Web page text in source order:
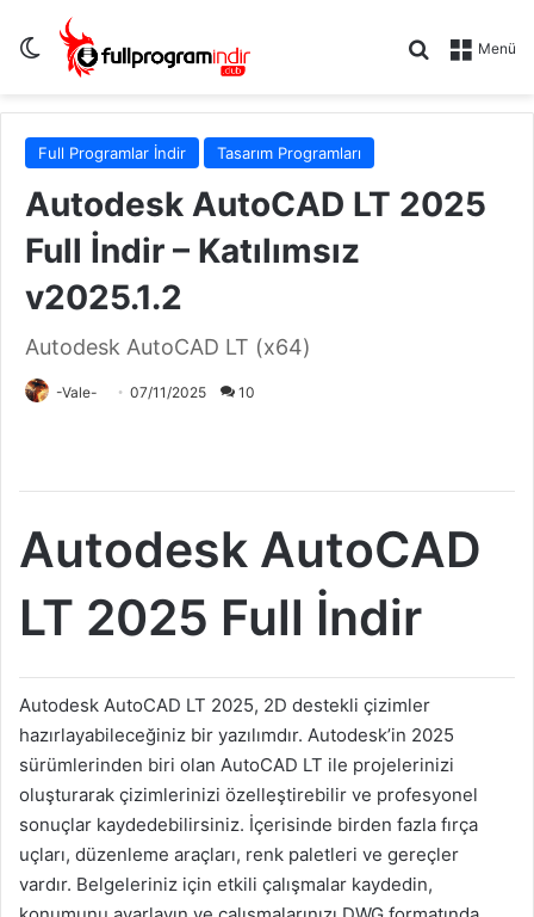
Dış görünümü değiştir Menü
Arama yap
Full Programlar İndir Tasarım Programları
Autodesk AutoCAD LT 2025
Full İndir – Katılımsız
v2025.1.2
Autodesk AutoCAD LT (x64)
-Vale- 07/11/2025 10
Autodesk AutoCAD
LT 2025 Full İndir
Autodesk AutoCAD LT 2025, 2D destekli çizimler
hazırlayabileceğiniz bir yazılımdır. Autodesk’in 2025
sürümlerinden biri olan AutoCAD LT ile projelerinizi
oluşturarak çizimlerinizi özelleştirebilir ve profesyonel
sonuçlar kaydedebilirsiniz. İçerisinde birden fazla fırça
uçları, düzenleme araçları, renk paletleri ve gereçler
vardır. Belgeleriniz için etkili çalışmalar kaydedin,